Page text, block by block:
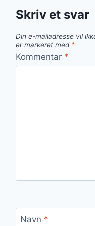
Skriv et svar
Din e-mailadresse vil
er markeret med *
Kommentar *
Navn *